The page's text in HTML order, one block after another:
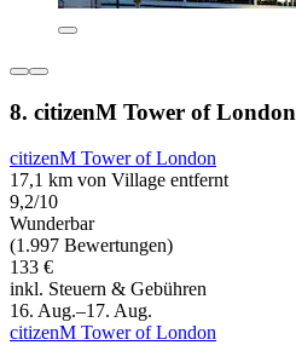
8. citizenM Tower of London
citizenM Tower of London
17,1 km von Village entfernt
9,2/10
Wunderbar
(1.997 Bewertungen)
133 €
inkl. Steuern & Gebühren
16. Aug.–17. Aug.
citizenM Tower of London